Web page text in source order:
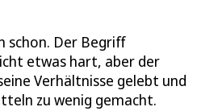
schon. Der Begriff
etwas hart, aber der
Verhältnisse gelebt und
zu wenig gemacht.